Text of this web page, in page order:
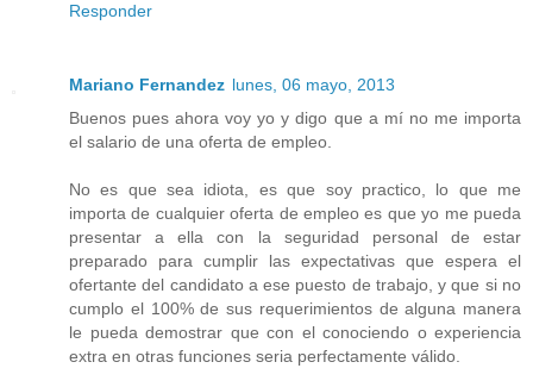
Responder
Mariano Fernandez lunes, 06 mayo, 2013
Buenos pues ahora voy yo y digo que a mí no me importa
el salario de una oferta de empleo.
No es que sea idiota, es que soy practico, lo que me
importa de cualquier oferta de empleo es que yo me pueda
presentar a ella con la seguridad personal de estar
preparado para cumplir las expectativas que espera el
ofertante del candidato a ese puesto de trabajo, y que si no
cumplo el 100% de sus requerimientos de alguna manera
le pueda demostrar que con el conociendo o experiencia
extra en otras funciones seria perfectamente válido.